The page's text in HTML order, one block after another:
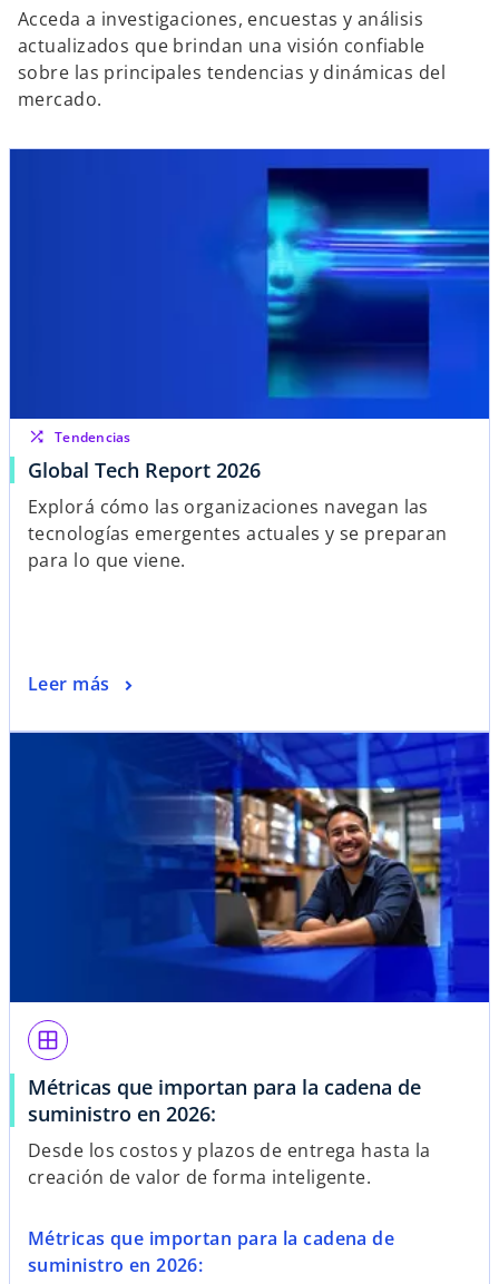
Acceda a investigaciones, encuestas y análisis
actualizados que brindan una visión confiable
sobre las principales tendencias y dinámicas del
mercado.
shuffle Tendencias
Global Tech Report 2026
Explorá cómo las organizaciones navegan las
tecnologías emergentes actuales y se preparan
para lo que viene.
Leer más
window
Métricas que importan para la cadena de
suministro en 2026:
Desde los costos y plazos de entrega hasta la
creación de valor de forma inteligente.
Métricas que importan para la cadena de
suministro en 2026: